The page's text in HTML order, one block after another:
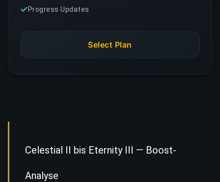
Progress Updates
Select Plan
Celestial II bis Eternity III — Boost-
Analyse